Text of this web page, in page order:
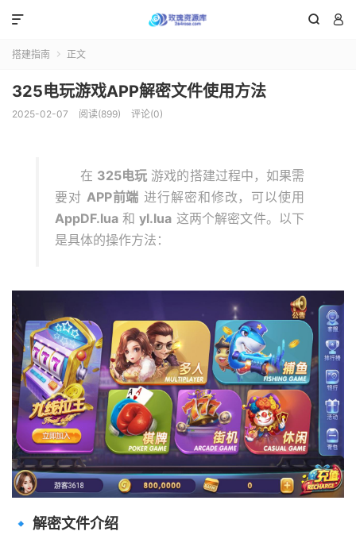
 

搭建指南  正文
325电玩游戏APP解密文件使用方法
2025-02-07 阅读(899) 评论(0)
在 325电玩 游戏的搭建过程中，如果需
要对 APP前端 进行解密和修改，可以使用
AppDF.lua 和yl.lua 这两个解密文件。以下
是具体的操作方法：
🔹 解密文件介绍